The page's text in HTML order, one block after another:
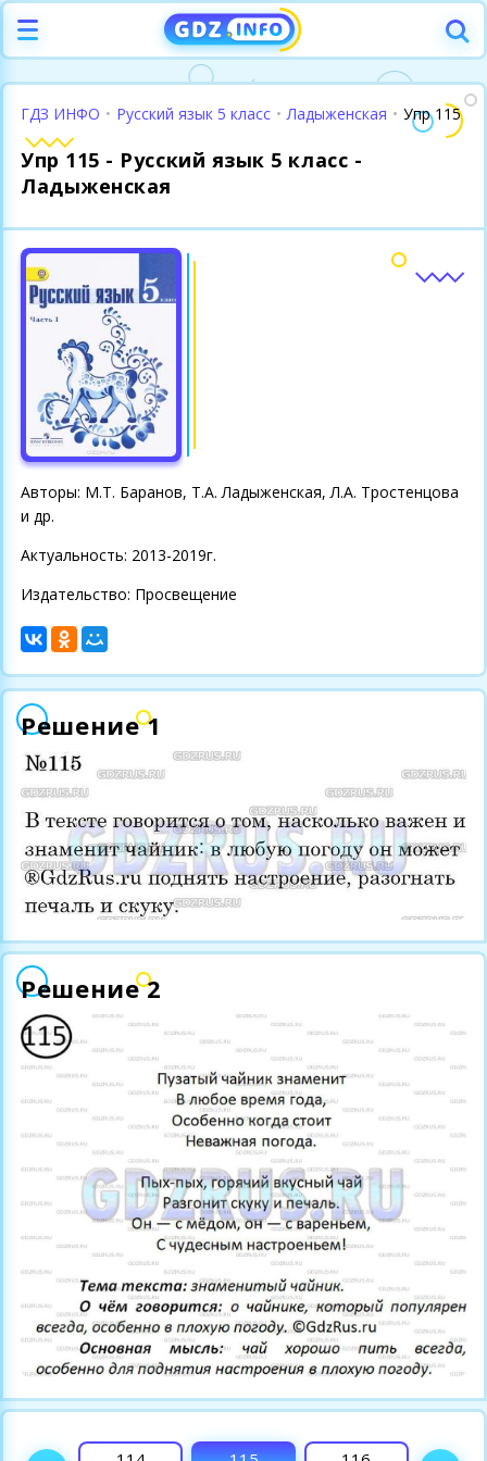
ГДЗ ИНФО • Русский язык 5 класс • Ладыженская • Упр 115
Упр 115 - Русский язык 5 класс -
Ладыженская
Авторы: М.Т. Баранов, Т.А. Ладыженская, Л.А. Тростенцова
и др.
Актуальность: 2013-2019г.
Издательство: Просвещение
Решение 1
Решение 2